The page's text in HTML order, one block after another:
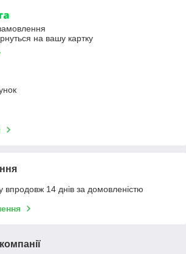
на вашу картку
впродовж 14 днів за домовленістю